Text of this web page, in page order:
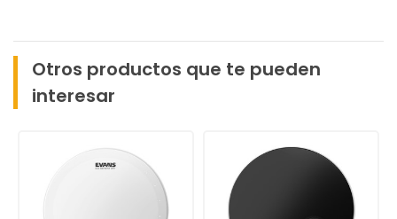
Otros productos que te pueden
interesar